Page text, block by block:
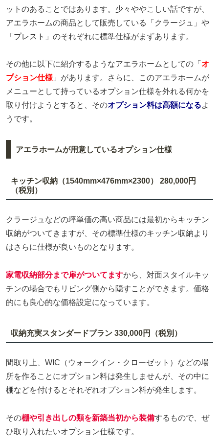
ットのあることではあります。少々ややこしい話ですが、
アエラホームの商品として販売している「クラージュ」や
「プレスト」のそれぞれに標準仕様がまずあります。
その他に以下に紹介するようなアエラホームとしての「 オ
プション仕様 」があります。さらに、このアエラホームが
メニューとして持っているオプション仕様を外れる何かを
取り付けようとすると、そのオプション料は高額になるよ
うです。
アエラホームが用意しているオプション仕様
キッチン収納（1540mm×476mm×2300） 280,000円
（税別）
クラージュなどの坪単価の高い商品には最初からキッチン
収納がついてきますが、その標準仕様のキッチン収納より
はさらに仕様が良いものとなります。
家電収納部分まで扉がついてますから、対面スタイルキッ
チンの場合でもリビング側から隠すことができます。価格
的にも良心的な価格設定になっています。
収納充実スタンダードプラン 330,000円（税別）
間取り上、WIC（ウォークイン・クローゼット）などの場
所を作ることにオプション料は発生しませんが、その中に
棚などを付けるとそれぞれオプション料が発生します。
その棚や引き出しの類を新築当初から装備するもので、ぜ
ひ取り入れたいオプション仕様です。